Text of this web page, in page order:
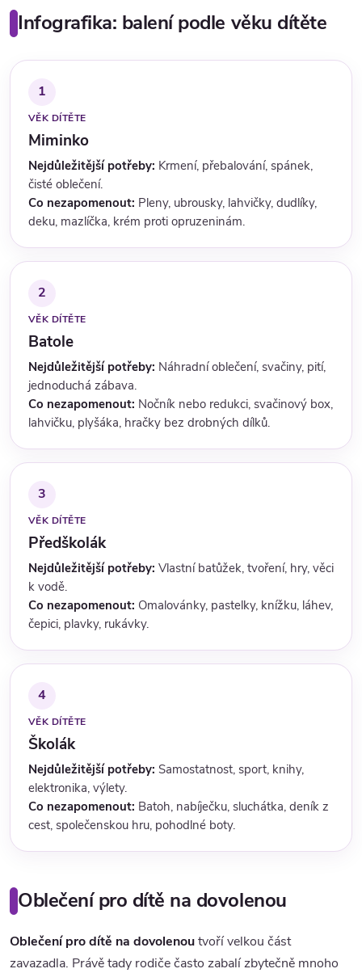
Infografika: balení podle věku dítěte
1
VĚK DÍTĚTE
Miminko
Nejdůležitější potřeby: Krmení, přebalování, spánek,
čisté oblečení.
Co nezapomenout: Pleny, ubrousky, lahvičky, dudlíky,
deku, mazlíčka, krém proti opruzeninám.
2
VĚK DÍTĚTE
Batole
Nejdůležitější potřeby: Náhradní oblečení, svačiny, pití,
jednoduchá zábava.
Co nezapomenout: Nočník nebo redukci, svačinový box,
lahvičku, plyšáka, hračky bez drobných dílků.
3
VĚK DÍTĚTE
Předškolák
Nejdůležitější potřeby: Vlastní batůžek, tvoření, hry, věci
k vodě.
Co nezapomenout: Omalovánky, pastelky, knížku, láhev,
čepici, plavky, rukávky.
4
VĚK DÍTĚTE
Školák
Nejdůležitější potřeby: Samostatnost, sport, knihy,
elektronika, výlety.
Co nezapomenout: Batoh, nabíječku, sluchátka, deník z
cest, společenskou hru, pohodlné boty.
Oblečení pro dítě na dovolenou
Oblečení pro dítě na dovolenoutvoří velkou část
zavazadla. Právě tady rodiče často zabalí zbytečně mnoho